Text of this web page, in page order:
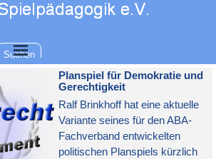
überspringen
Menü überspringen
Suchen
Planspiel für Demokratie und
Gerechtigkeit
Ralf Brinkhoff hat eine aktuelle
Variante seines für den ABA-
Fachverband entwickelten
politischen Planspiels kürzlich